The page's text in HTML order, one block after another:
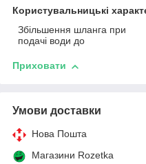
Користувальницькі
Збільшення шланга при
подачі води до
Приховати
Умови доставки
Нова Пошта
Магазини Rozetka